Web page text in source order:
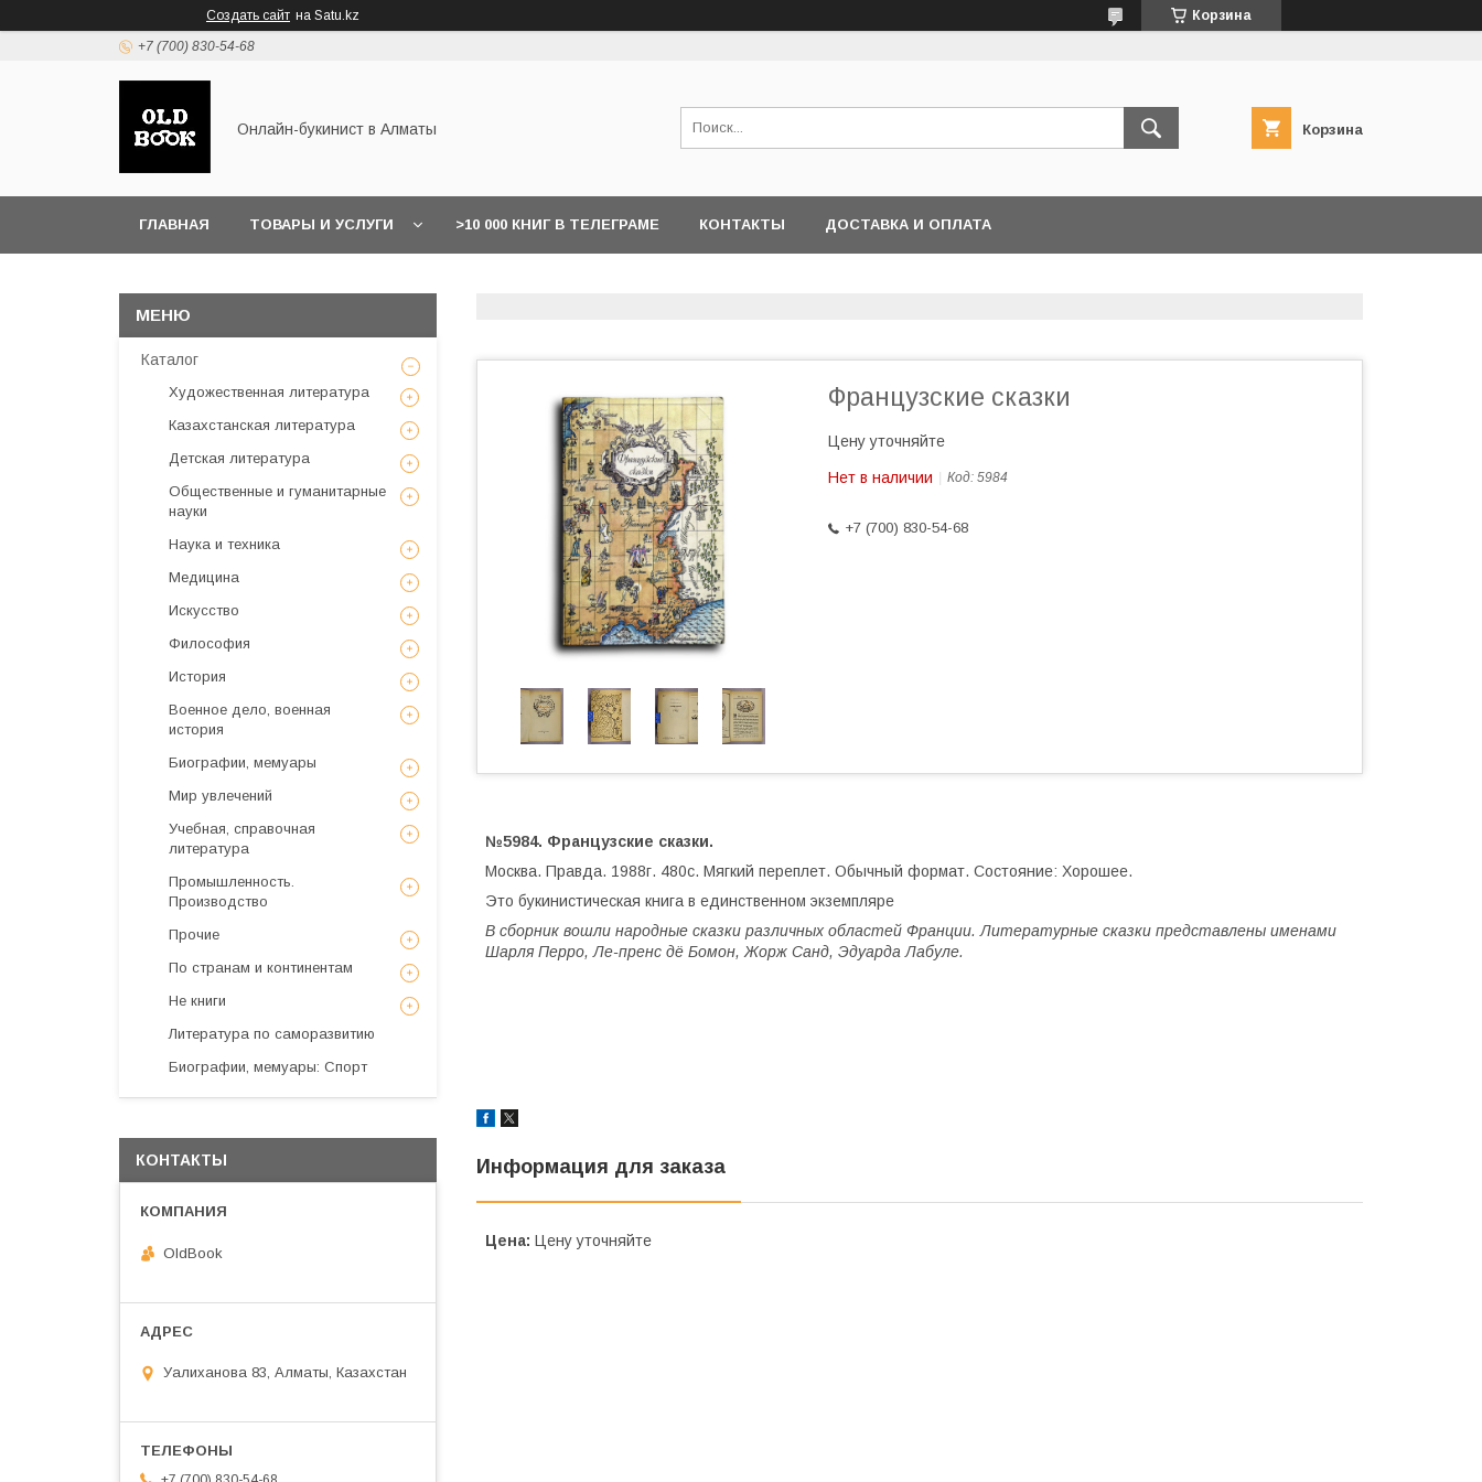
Создать сайт на Satu.kz Корзина
+7 (700) 830-54-68
Онлайн-букинист в Алматы Корзина
ГЛАВНАЯ ТОВАРЫ И УСЛУГИ >10 000 КНИГ В ТЕЛЕГРАМЕ КОНТАКТЫ ДОСТАВКА И ОПЛАТА
Французские сказки
Цену уточняйте
Нет в наличии Код: 5984
+7 (700) 830-54-68
№5984. Французские сказки.
Москва. Правда. 1988г. 480с. Мягкий переплет. Обычный формат. Состояние: Хорошее.
Это букинистическая книга в единственном экземпляре
В сборник вошли народные сказки различных областей Франции. Литературные сказки представлены именами
Шарля Перро, Ле-пренс дё Бомон, Жорж Санд, Эдуарда Лабуле.
Информация для заказа
Цена: Цену уточняйте
Каталог
Художественная литература
Казахстанская литература
Детская литература
Общественные и гуманитарные
науки
Наука и техника
Медицина
Искусствo
Философия
История
Военное дело, военная
история
Биографии, мемуары
Мир увлечений
Учебная, справочная
литература
Промышленность.
Производство
Прочие
По странам и континентам
Не книги
Литература по саморазвитию
Биографии, мемуары: Спорт
КОНТАКТЫ
OldBook
Уалиханова 83, Алматы, Казахстан